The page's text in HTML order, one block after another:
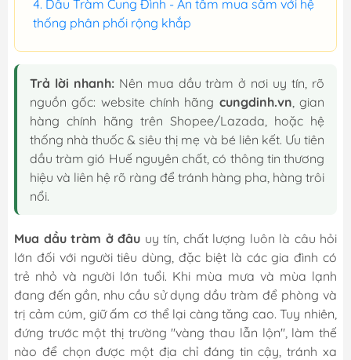
Dầu Tràm Cung Đình - An tâm mua sắm với hệ
thống phân phối rộng khắp
Trả lời nhanh:Nên mua dầu tràm ở nơi uy tín, rõ
nguồn gốc: website chính hãng cungdinh.vn, gian
hàng chính hãng trên Shopee/Lazada, hoặc hệ
thống nhà thuốc & siêu thị mẹ và bé liên kết. Ưu tiên
dầu tràm gió Huế nguyên chất, có thông tin thương
hiệu và liên hệ rõ ràng để tránh hàng pha, hàng trôi
nổi.
Mua dầu tràm ở đâu uy tín, chất lượng luôn là câu hỏi
lớn đối với người tiêu dùng, đặc biệt là các gia đình có
trẻ nhỏ và người lớn tuổi. Khi mùa mưa và mùa lạnh
đang đến gần, nhu cầu sử dụng dầu tràm để phòng và
trị cảm cúm, giữ ấm cơ thể lại càng tăng cao. Tuy nhiên,
đứng trước một thị trường "vàng thau lẫn lộn", làm thế
nào để chọn được một địa chỉ đáng tin cậy, tránh xa